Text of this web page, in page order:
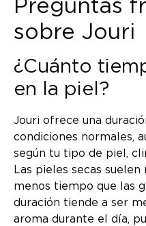
Preguntas
sobre Jouri
¿Cuánto
en la piel?
Jouri ofrece una
condiciones normales,
según tu tipo de piel,
Las pieles secas
menos tiempo que las
duración tiende a ser
aroma durante el día,